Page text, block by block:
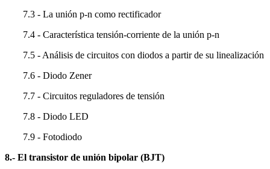
7.3 - La unión p-n como rectificador
7.4 - Característica tensión-corriente de la unión p-n
7.5 - Análisis de circuitos con diodos a partir de su linealización
7.6 - Diodo Zener
7.7 - Circuitos reguladores de tensión
7.8 - Diodo LED
7.9 - Fotodiodo
8.- El transistor de unión bipolar (BJT)